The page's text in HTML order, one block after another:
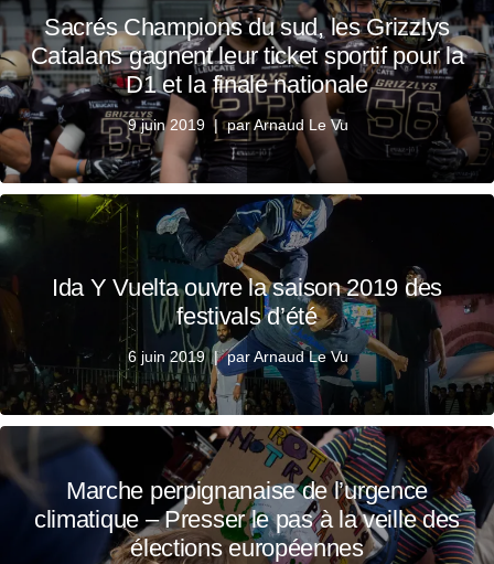
Sacrés Champions du sud, les Grizzlys
Catalans gagnent leur ticket sportif pour la
D1 et la finale nationale
9 juin 2019 parArnaud Le Vu
Ida Y Vuelta ouvre la saison 2019 des
festivals d’été
6 juin 2019 parArnaud Le Vu
Marche perpignanaise de l’urgence
climatique – Presser le pas à la veille des
élections européennes